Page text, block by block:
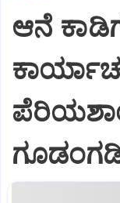
ಆನೆ